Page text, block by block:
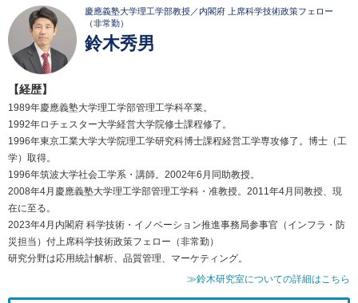
慶應義塾大学理工学部教授／内閣府 上席科学技術政策フェロー
（非常勤）
鈴木秀男
【経歴】
1989年慶應義塾大学理工学部管理工学科卒業。
1992年ロチェスター大学経営大学院修士課程修了。
1996年東京工業大学大学院理工学研究科博士課程経営工学専攻修了。博士（工
学）取得。
1996年筑波大学社会工学系・講師。2002年6月同助教授。
2008年4月慶應義塾大学理工学部管理工学科・准教授。2011年4月同教授、現
在に至る。
2023年4月内閣府 科学技術・イノベーション推進事務局参事官（インフラ・防
災担当）付上席科学技術政策フェロー（非常勤）
研究分野は応用統計解析、品質管理、マーケティング。
≫鈴木研究室についての詳細はこちら